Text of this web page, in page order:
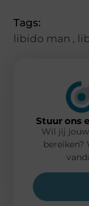
Tags:
libido man ,
Stuur ons
Wil jij
bereiken?